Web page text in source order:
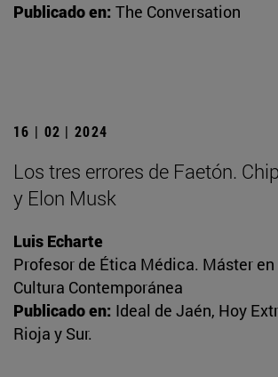
Publicado en: The Conversation
16 | 02 | 2024
Los tres errores de Faetón.
y Elon Musk
Luis Echarte
Profesor de Ética Médica. Máster
Cultura Contemporánea
Publicado en: Ideal de Jaén, Hoy
Rioja y Sur.